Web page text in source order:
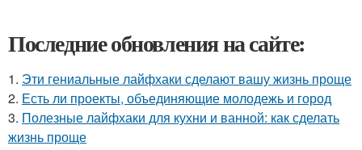
Последние обновления на сайте:
1. Эти гениальные лайфхаки сделают вашу жизнь проще
2. Есть ли проекты, объединяющие молодежь и город
3. Полезные лайфхаки для кухни и ванной: как сделать
жизнь проще